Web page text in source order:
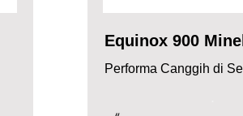
Equinox 900
Performa Canggih di